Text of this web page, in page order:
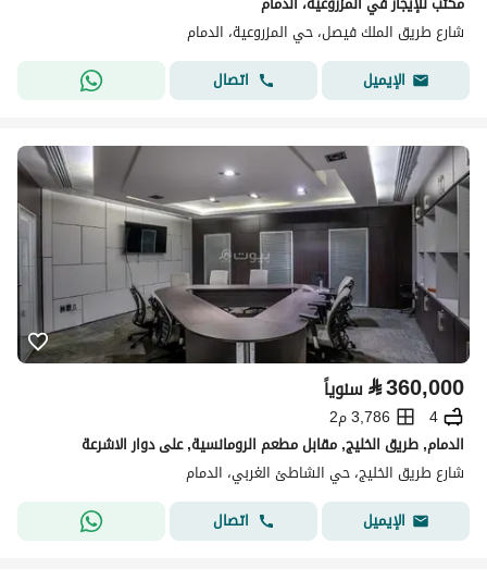
شارع طريق الملك فيصل، حي المزروعية، الدمام
الإيميل
اتصال
⃁360,000 سنوياً
4
3,786 م2
الدمام, طريق الخليج, مقابل مطعم الرومانسية, على دوار الاشرعة
شارع طريق الخليج، حي الشاطئ الغربي، الدمام
الإيميل
اتصال